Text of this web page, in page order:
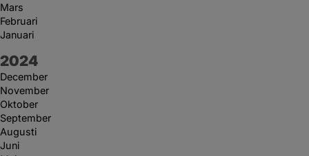
Mars
Februari
Januari
År:
2024
December
November
Oktober
September
Augusti
Juni